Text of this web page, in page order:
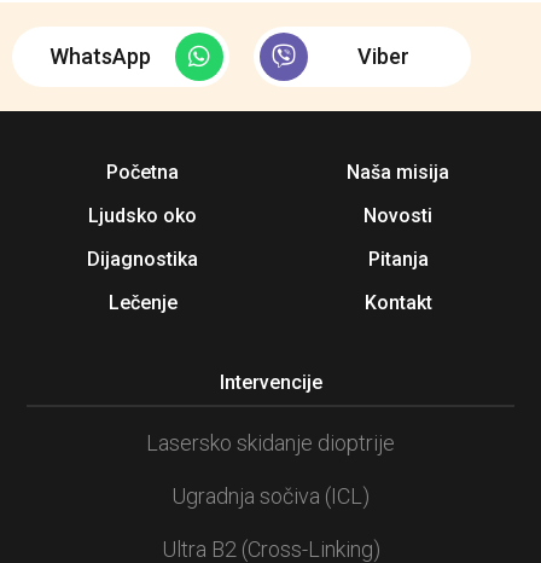
WhatsApp Viber
Početna
Ljudsko oko
Dijagnostika
Lečenje
Naša misija
Novosti
Pitanja
Kontakt
Intervencije
Lasersko skidanje dioptrije
Ugradnja sočiva (ICL)
Ultra B2 (Cross-Linking)